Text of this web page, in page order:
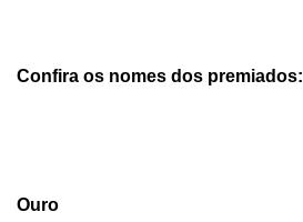
Confira os nomes dos premiados:
Ouro